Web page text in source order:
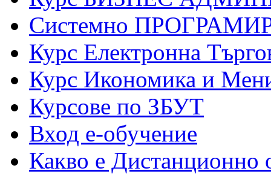
Системно
Курс Електронна
Курс Икономика и
Курсове по ЗБУТ
Вход е-обучение
Какво е Дистанционно